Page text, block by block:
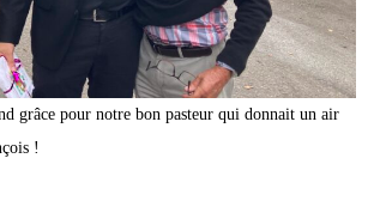
grâce pour notre bon pasteur qui donnait un air
!